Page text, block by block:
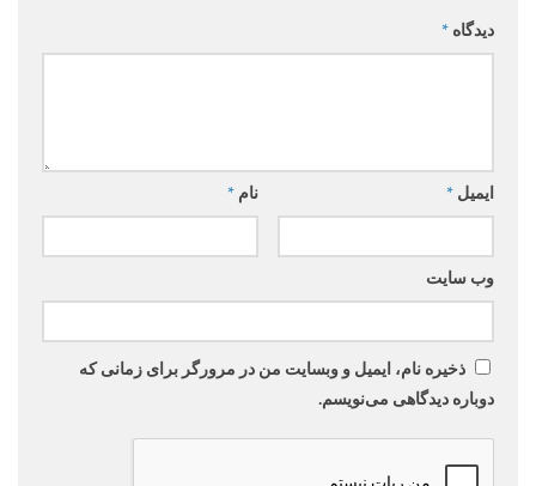
دیدگاه *
نام * ایمیل *
وب‌ سایت
ذخیره نام، ایمیل و وبسایت من در مرورگر برای زمانی که
دوباره دیدگاهی می‌نویسم.